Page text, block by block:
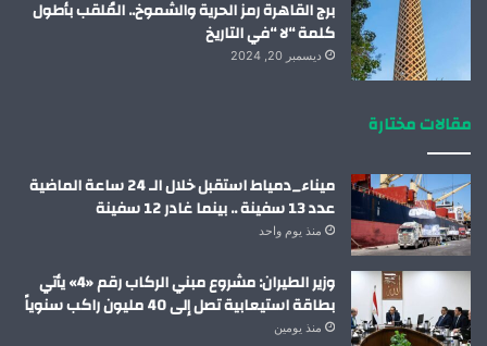
برج القاهرة رمز الحرية والشموخ.. المُلقب بأطول
كلمة “لا “في التاريخ
ديسمبر 20, 2024
مقالات مختارة
ميناء_دمياط استقبل خلال الـ 24 ساعة الماضية
عدد 13 سفينة .. بينما غادر 12 سفينة
منذ يوم واحد
وزير الطيران: مشروع مبني الركاب رقم «4» يأتي
بطاقة استيعابية تصل إلى 40 مليون راكب سنوياً
منذ يومين